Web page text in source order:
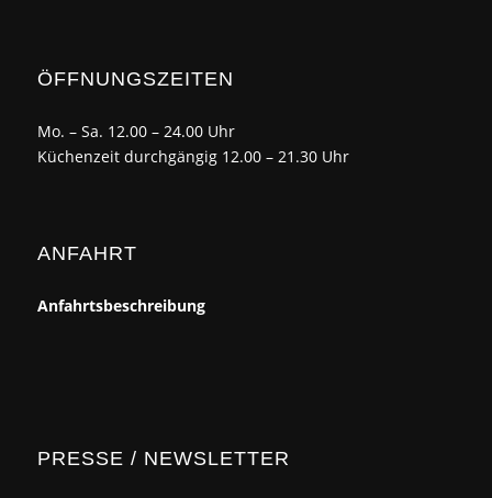
ÖFFNUNGSZEITEN
Mo. – Sa. 12.00 – 24.00 Uhr
Küchenzeit durchgängig 12.00 – 21.30 Uhr
ANFAHRT
Anfahrtsbeschreibung
PRESSE / NEWSLETTER